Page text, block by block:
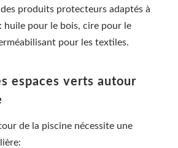
produits protecteurs adaptés à
huile pour le bois, cire pour le
pour les textiles.
espaces verts autour
de la piscine nécessite une